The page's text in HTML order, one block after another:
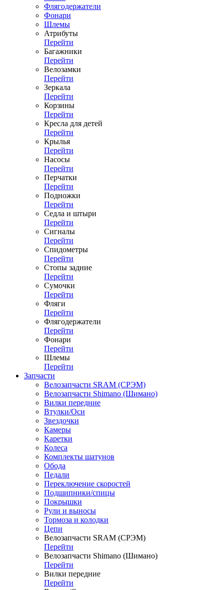
Флягодержатели
Фонари
Шлемы
Атрибуты
Перейти
Багажники
Перейти
Велозамки
Перейти
Зеркала
Перейти
Корзины
Перейти
Кресла для детей
Перейти
Крылья
Перейти
Насосы
Перейти
Перчатки
Перейти
Подножки
Перейти
Седла и штыри
Перейти
Сигналы
Перейти
Спидометры
Перейти
Стопы задние
Перейти
Сумочки
Перейти
Фляги
Перейти
Флягодержатели
Перейти
Фонари
Перейти
Шлемы
Перейти
Запчасти
Велозапчасти SRAM (СРЭМ)
Велозапчасти Shimano (Шимано)
Вилки передние
Втулки/Оси
Звездочки
Камеры
Каретки
Колеса
Комплекты шатунов
Обода
Педали
Переключение скоростей
Подшипники/спицы
Покрышки
Рули и выносы
Тормоза и колодки
Цепи
Велозапчасти SRAM (СРЭМ)
Перейти
Велозапчасти Shimano (Шимано)
Перейти
Вилки передние
Перейти